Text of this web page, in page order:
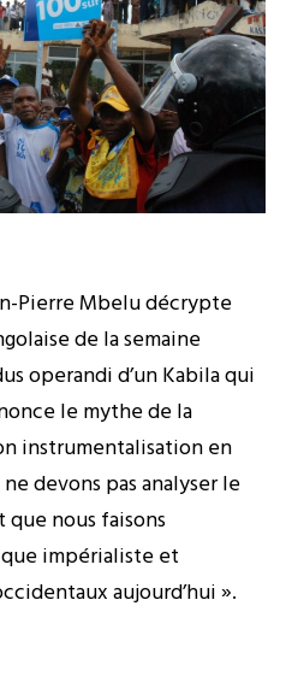
Pierre Mbelu décrypte
de la semaine
operandi d’un Kabila qui
le mythe de la
instrumentalisation en
devons pas analyser le
que nous faisons
impérialiste et
aujourd’hui ».